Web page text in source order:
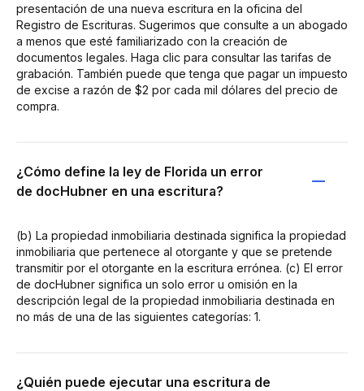
presentación de una nueva escritura en la oficina del
Registro de Escrituras. Sugerimos que consulte a un abogado
a menos que esté familiarizado con la creación de
documentos legales. Haga clic para consultar las tarifas de
grabación. También puede que tenga que pagar un impuesto
de excise a razón de $2 por cada mil dólares del precio de
compra.
¿Cómo define la ley de Florida un error
de docHubner en una escritura?
(b) La propiedad inmobiliaria destinada significa la propiedad
inmobiliaria que pertenece al otorgante y que se pretende
transmitir por el otorgante en la escritura errónea. (c) El error
de docHubner significa un solo error u omisión en la
descripción legal de la propiedad inmobiliaria destinada en
no más de una de las siguientes categorías: 1.
¿Quién puede ejecutar una escritura de